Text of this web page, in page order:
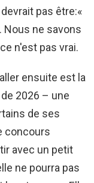
pas être:«
Nous ne savons
n'est pas vrai.
ensuite est la
2026 – une
de ses
concours
avec un petit
ne pourra pas